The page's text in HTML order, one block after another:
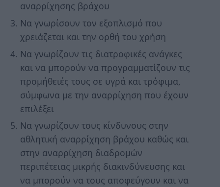
αναρρίχησης βράχου
Να γνωρίσουν τον εξοπλισμό που
χρειάζεται και την ορθή του χρήση
Να γνωρίζουν τις διατροφικές ανάγκες
και να μπορούν να προγραμματίζουν τις
προμήθειές τους σε υγρά και τρόφιμα,
σύμφωνα με την αναρρίχηση που έχουν
επιλέξει
Να γνωρίζουν τους κίνδυνους στην
αθλητική αναρρίχηση βράχου καθώς και
στην αναρρίχηση διαδρομών
περιπέτειας μικρής διακινδύνευσης και
να μπορούν να τους αποφεύγουν και να